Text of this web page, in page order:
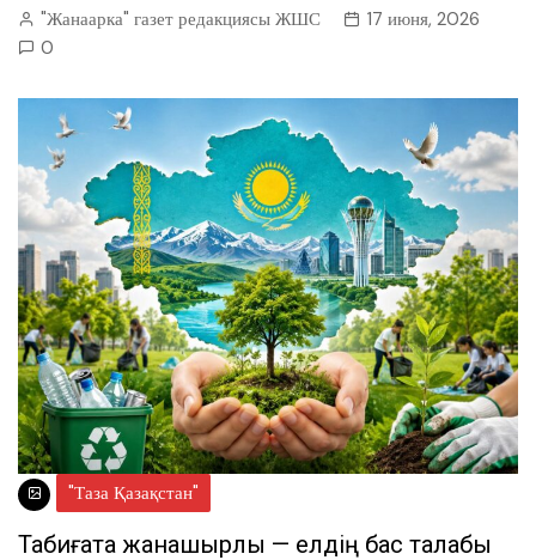
"Жанаарка" газет редакциясы ЖШС
17 июня, 2026
0
"Таза Қазақстан"
Табиғатқа жанашырлық — елдің бас талабы